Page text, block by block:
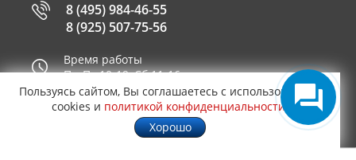
8 (495) 984-46-55
8 (925) 507-75-56
Время работы
Пн-Пт 10-19, Сб 11-16
Принимаем к оплате
Пользуясь сайтом, Вы соглашаетесь с использованием
cookies и политикой конфиденциальности
Хорошо